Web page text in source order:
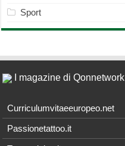
Sport
I magazine di Qonnetwork
Curriculumvitaeeuropeo.net
Passionetattoo.it